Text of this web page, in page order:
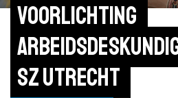
Voorlichting
SZ Utrecht